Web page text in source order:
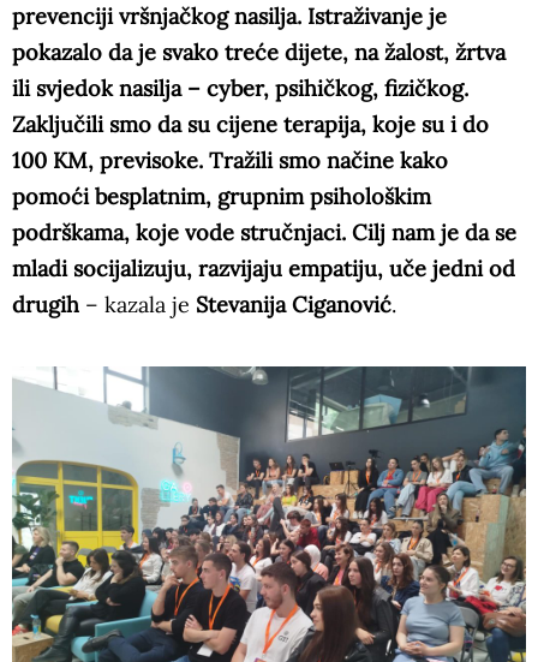
prevenciji vršnjačkog nasilja. Istraživanje je
pokazalo da je svako treće dijete, na žalost, žrtva
ili svjedok nasilja – cyber, psihičkog, fizičkog.
Zaključili smo da su cijene terapija, koje su i do
100 KM, previsoke. Tražili smo načine kako
pomoći besplatnim, grupnim psihološkim
podrškama, koje vode stručnjaci. Cilj nam je da se
mladi socijalizuju, razvijaju empatiju, uče jedni od
drugih – kazala je Stevanija Ciganović.